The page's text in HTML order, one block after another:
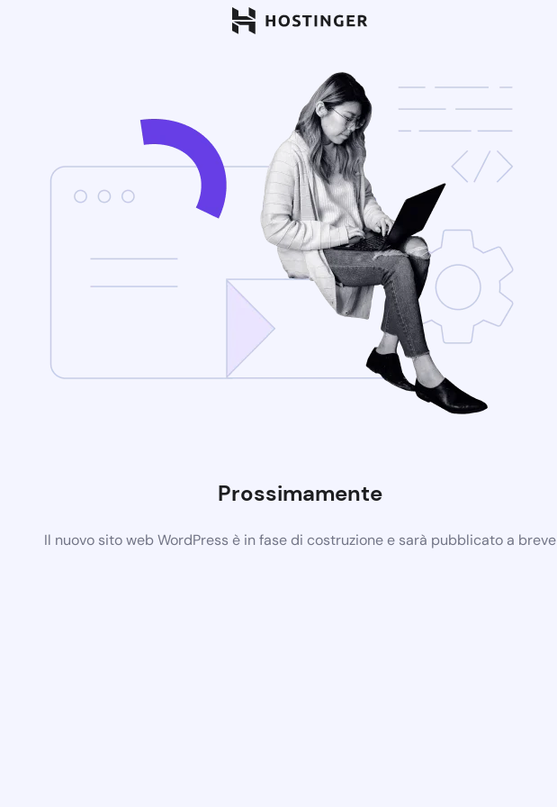
Prossimamente
Il nuovo sito web WordPress è in fase di costruzione e sarà pubblicato a breve